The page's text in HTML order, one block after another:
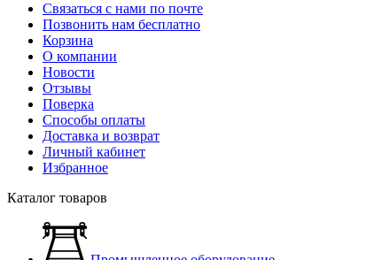
Связаться с нами по почте
Позвонить нам бесплатно
Корзина
О компании
Новости
Отзывы
Поверка
Способы оплаты
Доставка и возврат
Личный кабинет
Избранное
Каталог товаров